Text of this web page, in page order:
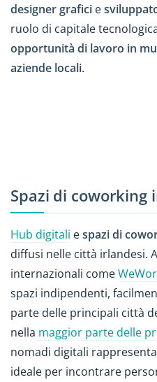
designer grafici e
ruolo di capitale
opportunità di lavoro in
aziende locali.
Spazi di coworking
Hub digitali espazi di
diffusi nelle città irlandesi.
internazionali come
spazi indipendenti,
parte delle principali città
nella maggior parte delle
nomadi digitali
ideale per incontrare